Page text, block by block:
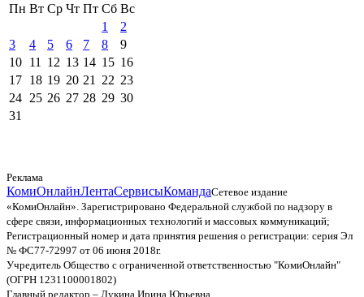
Пн Вт Ср Чт Пт Сб Вс
1
2
3
4 5 6 7 8
9
10 11 12 13 14 15 16
17 18 19 20 21 22 23
24 25 26 27 28 29 30
31
Реклама
КомиОнлайнЛентаСервисыКомандаСетевое издание
«КомиОнлайн». Зарегистрировано Федеральной службой по надзору в
сфере связи, информационных технологий и массовых коммуникаций;
Регистрационный номер и дата принятия решения о регистрации: серия Эл
№ ФС77-72997 от 06 июня 2018г.
Учредитель Общество с ограниченной ответственностью "КомиОнлайн"
(ОГРН 1231100001802)
Главный редактор – Лукина Ирина Юрьевна.